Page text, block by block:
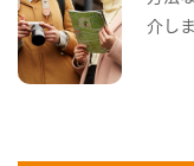
介しま